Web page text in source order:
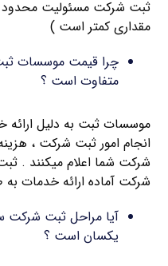
ثبت شرکت مسئولیت محدود
مقداری کمتر است )
چرا قیمت موسسات
متفاوت است ؟
موسسات ثبت به دلیل ارائه
انجام امور ثبت شرکت ،
شرکت شما اعلام میکنند .
شرکت آماده ارائه خدمات
آیا مراحل ثبت
یکسان است ؟